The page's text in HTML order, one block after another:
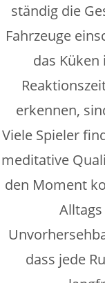
ständig die
Fahrzeuge
das Küken
erkennen,
Viele Spieler
meditative
den Moment
dass jede